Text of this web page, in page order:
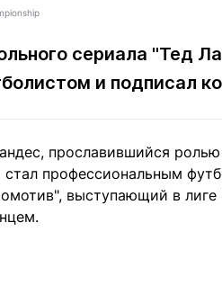
Контакты редакции Вакансии
(700) 3 888 188
сериала "Тед
и подписал
прославившийся
профессиональным
выступающий в